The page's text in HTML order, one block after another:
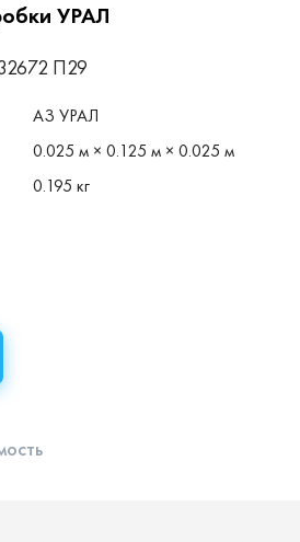
УРАЛ
П29
АЗ УРАЛ
0.025 м × 0.125 м × 0.025 м
0.195 кг